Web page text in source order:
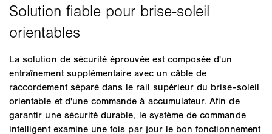
La solution de sécurité éprouvée est composée d'un
entraînement supplémentaire avec un câble de
raccordement séparé dans le rail supérieur du brise-soleil
orientable et d'une commande à accumulateur. Afin de
garantir une sécurité durable, le système de commande
intelligent examine une fois par jour le bon fonctionnement